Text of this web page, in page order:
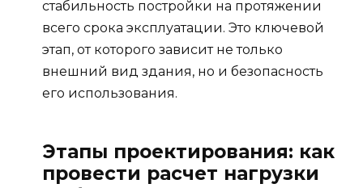
стабильность постройки на протяжении
всего срока эксплуатации. Это ключевой
этап, от которого зависит не только
внешний вид здания, но и безопасность
его использования.
Этапы проектирования: как
провести расчет нагрузки